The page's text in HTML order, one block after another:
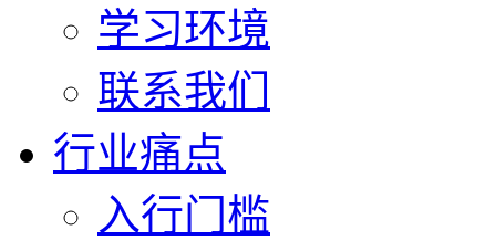
学习环境
联系我们
行业痛点
入行门槛